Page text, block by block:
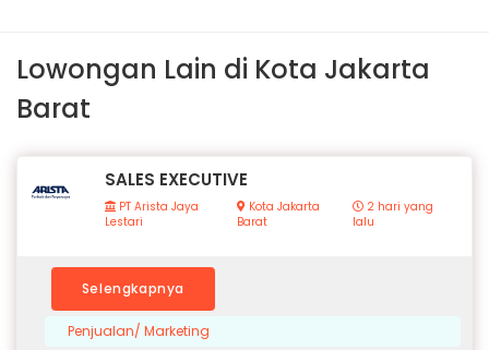
Lowongan Lain di Kota Jakarta
Barat
SALES EXECUTIVE
PT Arista Jaya
Lestari
Kota Jakarta
Barat
2 hari yang
lalu
Selengkapnya
Penjualan/ Marketing